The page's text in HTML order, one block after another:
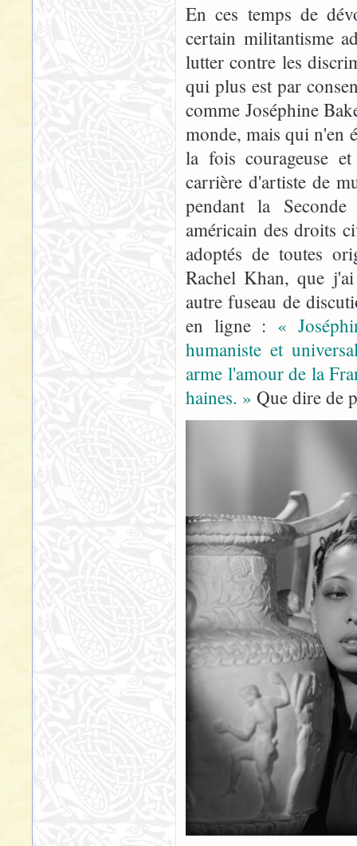
En ces temps de
certain militantisme
lutter contre les
qui plus est par
comme Joséphine
monde, mais qui n'en
la fois courageuse
carrière d'artiste de
pendant la
américain des droits
adoptés de toutes
Rachel Khan, que
autre fuseau de
en ligne : «
humaniste et
arme l'amour de la
haines. » Que dire de